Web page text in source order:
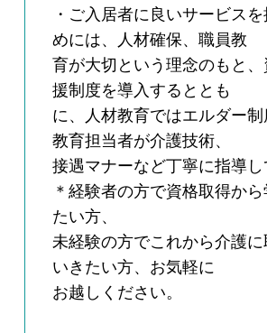
・ご入居者に良いサービス
めには、人材確保、職員教
育が大切という理念のもと
援制度を導入するととも
に、人材教育ではエルダー制
教育担当者が介護技術、
接遇マナーなど丁寧に指導し
＊経験者の方で資格取得か
たい方、
未経験の方でこれから介護
いきたい方、お気軽に
お越しください。